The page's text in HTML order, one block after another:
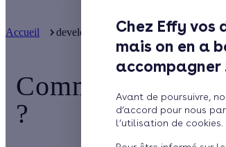
Chez Effy vos
mais on en a
accompagner
Avant de poursuivre,
d’accord pour nous
l’utilisation de cookies.
Accueil developpement activite Comment
Comment
?